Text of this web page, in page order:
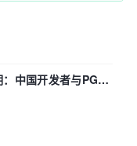
中国开发者与PG内